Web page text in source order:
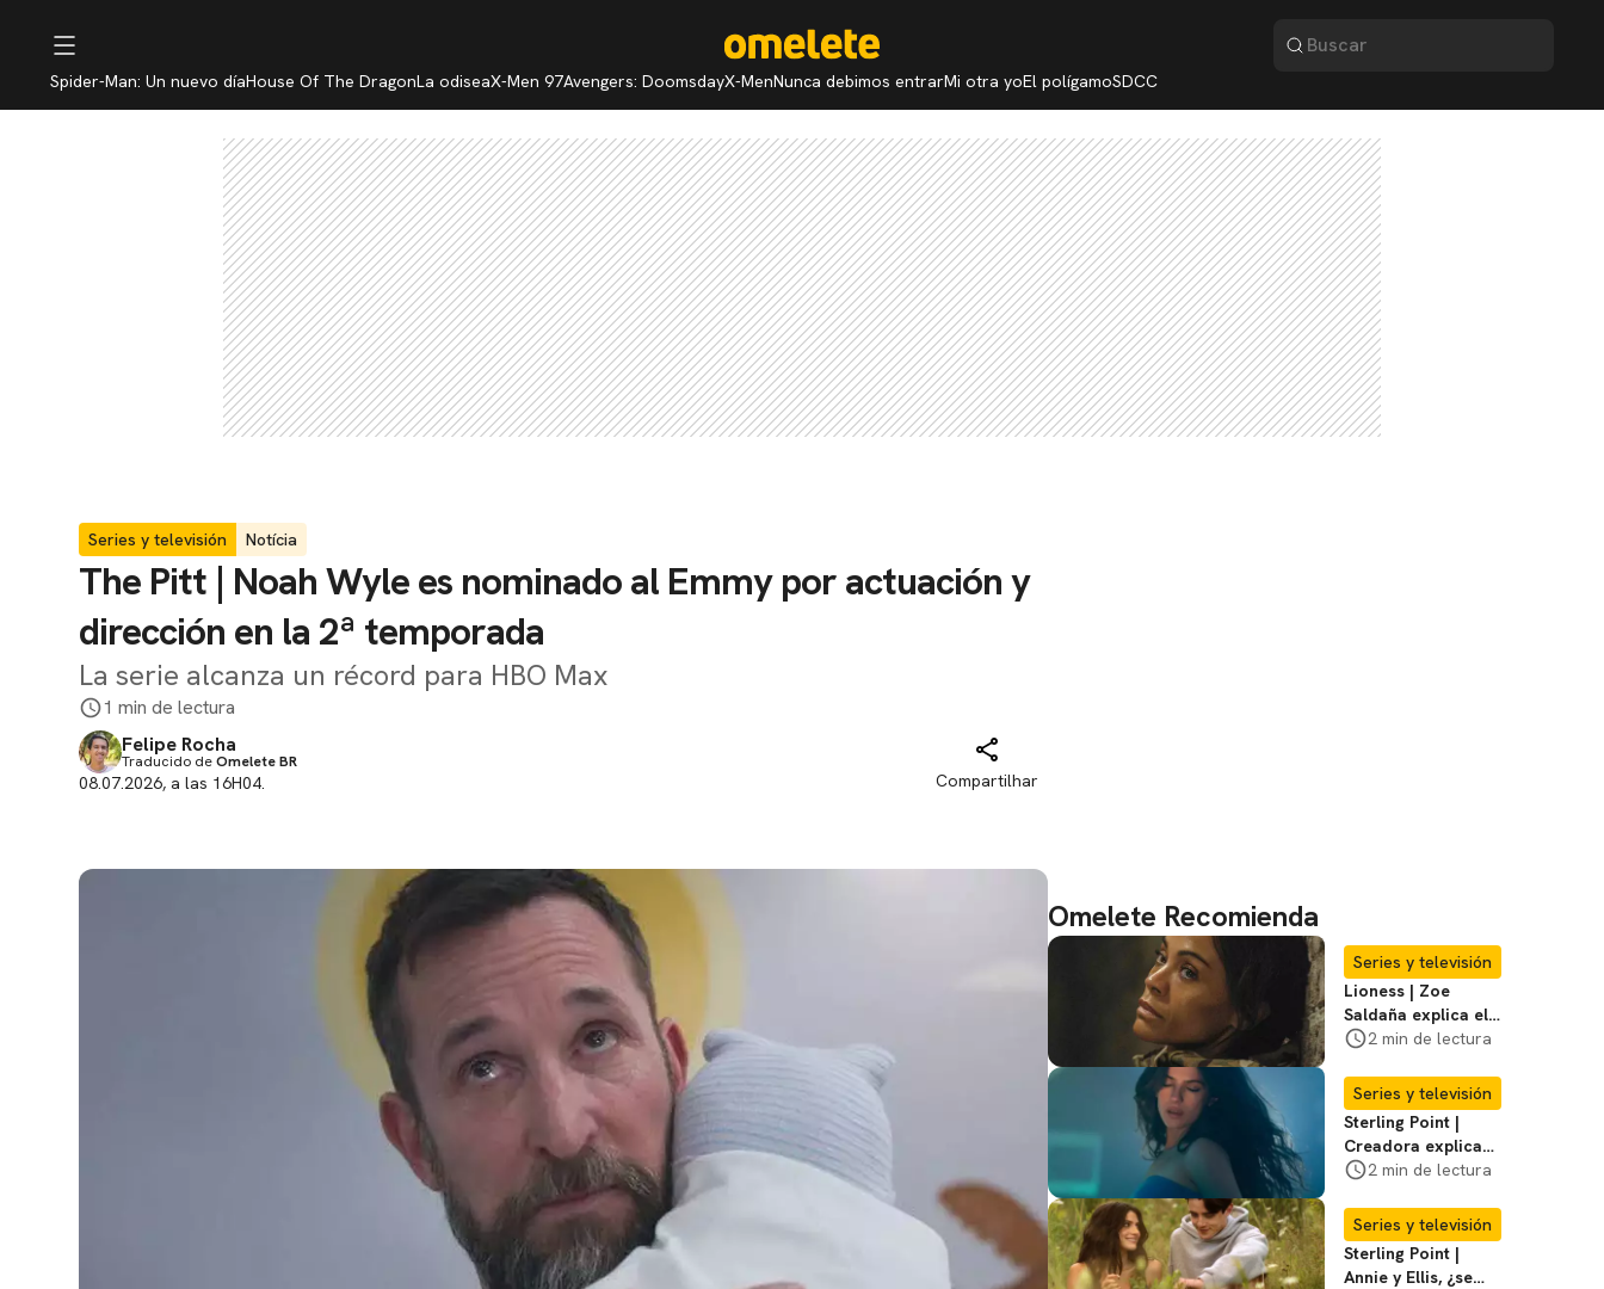
Spider-Man: Un nuevo díaHouse Of The DragonLa odiseaX-Men 97Avengers: DoomsdayX-MenNunca debimos entrarMi otra yoEl polígamoSDCC
Series y televisión Notícia
The Pitt | Noah Wyle es nominado al Emmy por actuación y
dirección en la 2ª temporada
La serie alcanza un récord para HBO Max
1 min de lectura
Felipe Rocha
Traducido deOmelete BR
08.07.2026, a las 16H04. Compartilhar
Omelete Recomienda
Series y televisión
Lioness | Zoe
Saldaña explica el
violento secuestro
temporada 3
2 min de lectura
Series y televisión
Sterling Point |
Creadora explica
momentos clave del
2 min de lectura
Series y televisión
Sterling Point |
Annie y Ellis, ¿se